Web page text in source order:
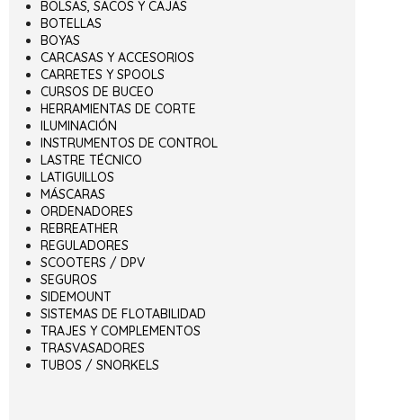
BOLSAS, SACOS Y CAJAS
BOTELLAS
BOYAS
CARCASAS Y ACCESORIOS
CARRETES Y SPOOLS
CURSOS DE BUCEO
HERRAMIENTAS DE CORTE
ILUMINACIÓN
INSTRUMENTOS DE CONTROL
LASTRE TÉCNICO
LATIGUILLOS
MÁSCARAS
ORDENADORES
REBREATHER
REGULADORES
SCOOTERS / DPV
SEGUROS
SIDEMOUNT
SISTEMAS DE FLOTABILIDAD
TRAJES Y COMPLEMENTOS
TRASVASADORES
TUBOS / SNORKELS